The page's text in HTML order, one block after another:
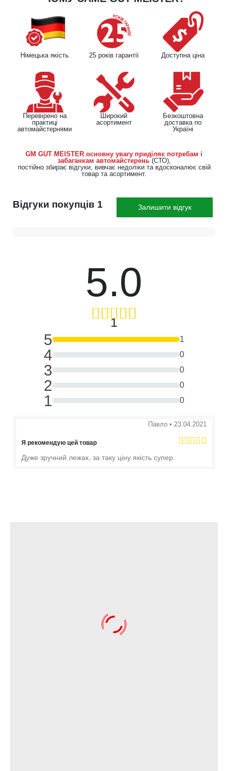
Німецька якість 25 років гарантії Доступна ціна
Перевірено на
практиці
автомайстернями
Широкий
асортимент
Безкоштовна
доставка по
Україні
GM GUT MEISTER основну увагу приділяє потребам і
забаганкам автомайстерень (СТО),
постійно збирає відгуки, вивчає недоліки та вдосконалює свій
товар та асортимент.
Відгуки покупців 1 Залишити відгук
5.0
1
5 1
4 0
3 0
2 0
1 0
Павло • 23.04.2021
Я рекомендую цей товар
Дуже зручний лежак, за таку ціну якість супер.